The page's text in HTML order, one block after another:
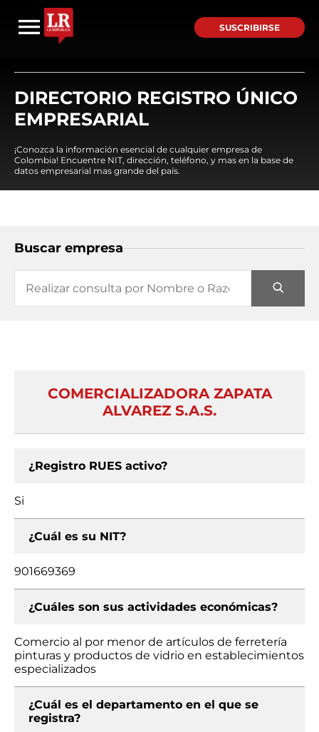
SUSCRIBIRSE
DIRECTORIO REGISTRO ÚNICO
EMPRESARIAL
¡Conozca la información esencial de cualquier empresa de
Colombia! Encuentre NIT, dirección, teléfono, y mas en la base de
datos empresarial mas grande del país.
Buscar empresa
COMERCIALIZADORA ZAPATA
ALVAREZ S.A.S.
¿Registro RUES activo?
Si
¿Cuál es su NIT?
901669369
¿Cuáles son sus actividades económicas?
Comercio al por menor de artículos de ferretería
pinturas y productos de vidrio en establecimientos
especializados
¿Cuál es el departamento en el que se
registra?